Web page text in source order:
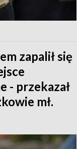
zapalił się
- przekazał
mł.